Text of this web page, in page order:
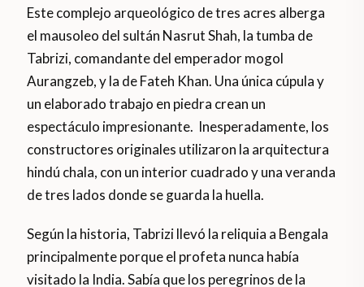
Este complejo arqueológico de tres acres alberga
el mausoleo del sultán Nasrut Shah, la tumba de
Tabrizi, comandante del emperador mogol
Aurangzeb, y la de Fateh Khan. Una única cúpula y
un elaborado trabajo en piedra crean un
espectáculo impresionante. Inesperadamente, los
constructores originales utilizaron la arquitectura
hindú chala, con un interior cuadrado y una veranda
de tres lados donde se guarda la huella.
Según la historia, Tabrizi llevó la reliquia a Bengala
principalmente porque el profeta nunca había
visitado la India. Sabía que los peregrinos de la